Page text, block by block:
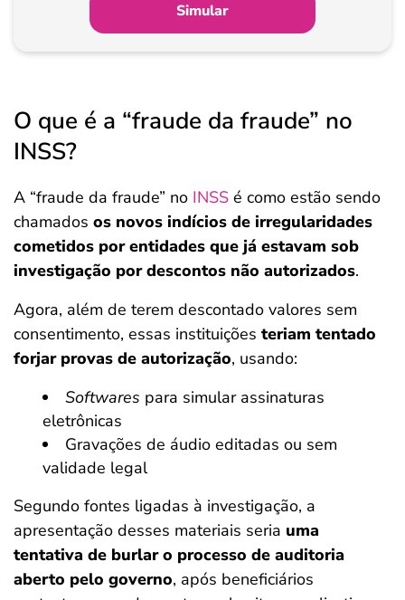
Simular
O que é a “fraude da fraude” no
INSS?
A “fraude da fraude” no INSS é como estão sendo
chamados os novos indícios de irregularidades
cometidos por entidades que já estavam sob
investigação por descontos não autorizados.
Agora, além de terem descontado valores sem
consentimento, essas instituições teriam tentado
forjar provas de autorização, usando:
Softwares para simular assinaturas
eletrônicas
Gravações de áudio editadas ou sem
validade legal
Segundo fontes ligadas à investigação, a
apresentação desses materiais seria uma
tentativa de burlar o processo de auditoria
aberto pelo governo, após beneficiários